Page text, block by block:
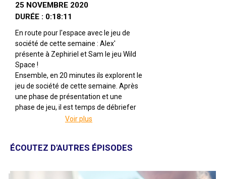
25 NOVEMBRE 2020
DURÉE : 0:18:11
En route pour l'espace avec le jeu de
société de cette semaine : Alex'
présente à Zephiriel et Sam le jeu Wild
Space !
Ensemble, en 20 minutes ils explorent le
jeu de société de cette semaine. Après
une phase de présentation et une
phase de jeu, il est temps de débriefer
et de régler les comptes !
Par Joachim Thôme
Voir plus
ÉCOUTEZ D'AUTRES ÉPISODES